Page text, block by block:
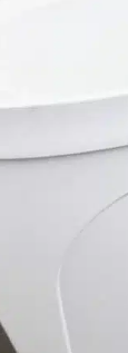
дому
на воді